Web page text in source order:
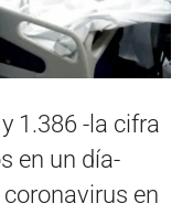
1.386 -la cifra
en un día-
en